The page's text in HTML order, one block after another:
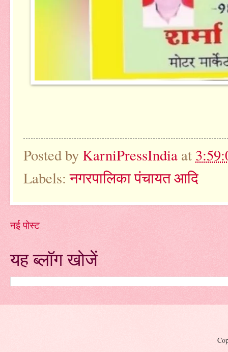
Posted by KarniPressIndia at
Labels:नगरपालिका पंचायत आदि
नई पोस्ट
यह ब्लॉग खोजें